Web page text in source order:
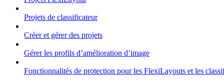
Projets de classificateur
Créer et gérer des projets
Gérer les profils d’amélioration d’image
Fonctionnalités de protection pour les FlexiLayouts et les